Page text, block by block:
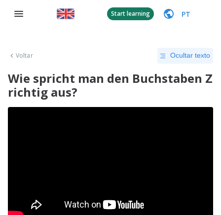
Start learning PT
Voltar Ocultar texto
Wie spricht man den Buchstaben Z
richtig aus?